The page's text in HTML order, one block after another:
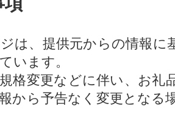
は、提供元からの情報に
います。
格変更などに伴い、お礼
から予告なく変更となる